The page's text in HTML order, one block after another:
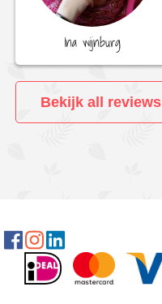
Ina wijnburg
Bekijk all reviews